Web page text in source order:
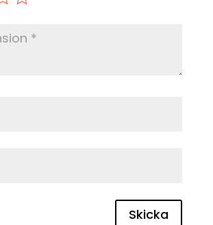
Skicka